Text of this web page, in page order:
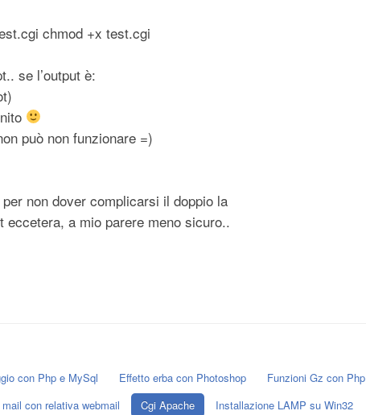
chmod +x test.cgi
se l’output è:
può non funzionare =)
non dover complicarsi il doppio la
a mio parere meno sicuro..
con Php e MySql Effetto erba con Photoshop
Funzioni Gz con Php
con relativa webmail Cgi Apache Installazione LAMP su Win32